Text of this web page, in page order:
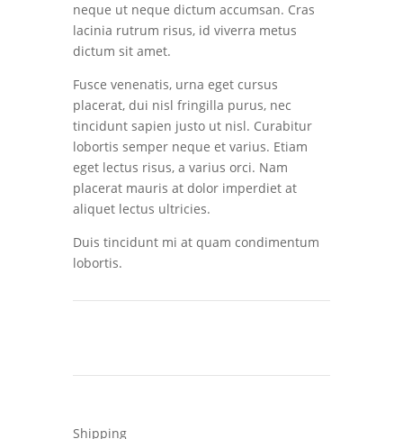
neque ut neque dictum accumsan. Cras
lacinia rutrum risus, id viverra metus
dictum sit amet.
Fusce venenatis, urna eget cursus
placerat, dui nisl fringilla purus, nec
tincidunt sapien justo ut nisl. Curabitur
lobortis semper neque et varius. Etiam
eget lectus risus, a varius orci. Nam
placerat mauris at dolor imperdiet at
aliquet lectus ultricies.
Duis tincidunt mi at quam condimentum
lobortis.
Shipping